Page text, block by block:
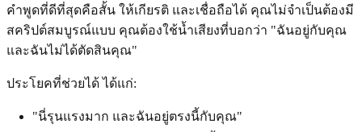
คำพูดที่ดีที่สุดคือสั้น ให้เกียรติ และเชื่อถือได้ คุณไม่จำเป็นต้องมี
สคริปต์สมบูรณ์แบบ คุณต้องใช้น้ำเสียงที่บอกว่า "ฉันอยู่กับคุณ
และฉันไม่ได้ตัดสินคุณ"
ประโยคที่ช่วยได้ ได้แก่:
"นี่รุนแรงมาก และฉันอยู่ตรงนี้กับคุณ"